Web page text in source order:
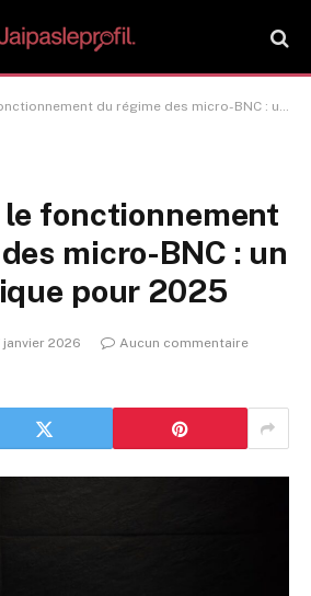
du régime des micro-BNC : un guide pratique pour 2025
le fonctionnement
micro-BNC : un
pour 2025
janvier 2026
Aucun commentaire